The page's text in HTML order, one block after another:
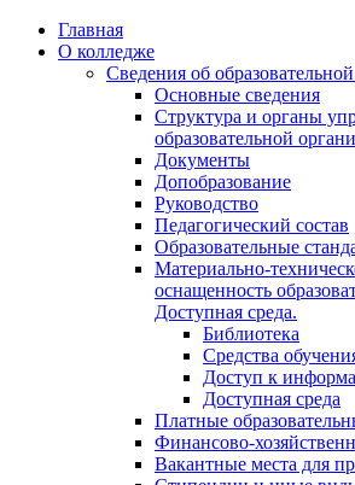
Перейти
содержимому
Главная
О колледже
Сведения об
Основные сведения
Структура и органы
образовательной
Документы
Допобразование
Руководство
Педагогический состав
Образовательные
Материально-
оснащенность
Доступная среда.
Библиотека
Средства
Доступ к
Доступная среда
Платные
Финансово-
Вакантные места для